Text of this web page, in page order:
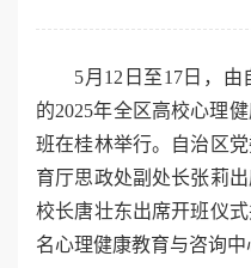
5月12日至17日，
的2025年全区高校心理
班在桂林举行。自治区
育厅思政处副处长张莉
校长唐壮东出席开班仪
名心理健康教育与咨询中